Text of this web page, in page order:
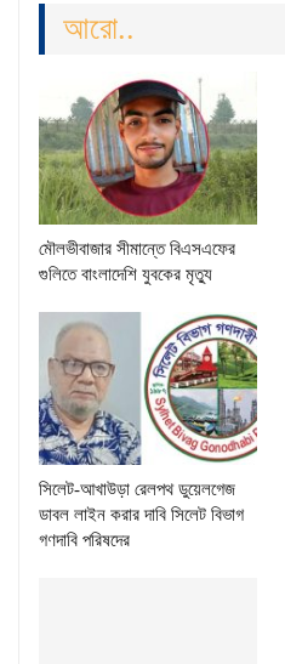
আরো..
মৌলভীবাজার সীমান্তে বিএসএফের
গুলিতে বাংলাদেশি যুবকের মৃত্যু
সিলেট-আখাউড়া রেলপথ ডুয়েলগেজ
ডাবল লাইন করার দাবি সিলেট বিভাগ
গণদাবি পরিষদের